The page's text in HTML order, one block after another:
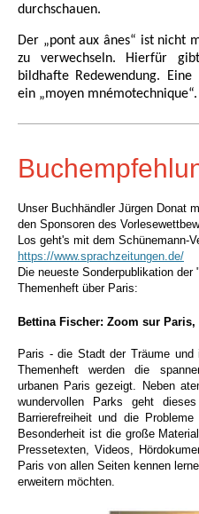
durchschauen.
Der „pont aux ânes“ ist nicht
zu verwechseln. Hierfür
bildhafte Redewendung. Eine
ein „moyen mnémotechnique“.
Unser Buchhändler Jürgen Donat
den Sponsoren des
Los geht's mit dem Schünemann-
https://www.sprachzeitungen.de/
Die neueste Sonderpublikation
Themenheft über Paris:
Bettina Fischer: Zoom sur
Paris - die Stadt der Träume und
Themenheft werden die
urbanen Paris gezeigt. Neben
wundervollen Parks geht
Barrierefreiheit und die
Besonderheit ist die große
Pressetexten, Videos,
Paris von allen Seiten kennen
erweitern möchten.